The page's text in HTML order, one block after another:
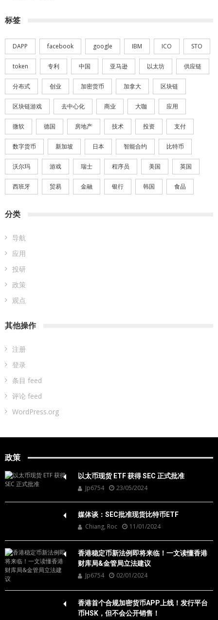
标签
DAPP facebook google IBM ICO STO
token 专利 中国 亚马逊 以太坊 供应链
分布式 创业 加密货币 加拿大 区块链
区块链游戏 去中心化 商业 大咖 应用
微软 德国 房地产 技术 投资 支付
数字货币 新加坡 日本 智能合约 比特币
沃尔玛 游戏 瑞士 程序员 美国 英国
西班牙 贸易 金融 银行 韩国 食品
分类
导航
应用
投研
政策
观点
其他操作
注册
登录
条目 feed
评论 feed
WordPress.org
政策
以太币现货 ETF 获得 SEC 正式批准
Jp6754 23/05/2024
媒体谈：SEC批准现货比特币ETF
Chiang, Roc 11/01/2024
香港稳定币新法例即将来临！一文读懂香港
财库局&金管局立法建议
Jp6754 02/01/2024
香港首个合规加密货币APP上线！发行平台
币HSK，但不会公开销售！